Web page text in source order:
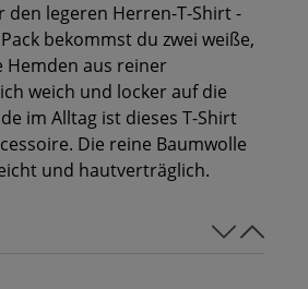
den legeren Herren-T-Shirt -
bekommst du zwei weiße,
Hemden aus reiner
weich und locker auf die
im Alltag ist dieses T-Shirt
Die reine Baumwolle
und hautverträglich.